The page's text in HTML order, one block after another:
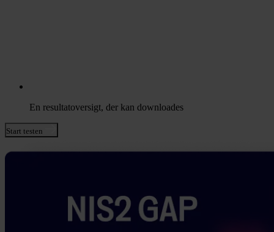
En resultatoversigt, der kan downloades
Start testen